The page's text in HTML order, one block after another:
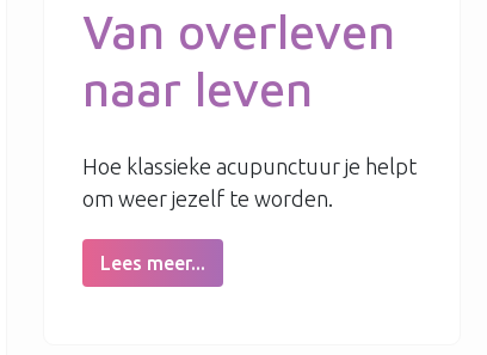
Van overleven
naar leven
Hoe klassieke acupunctuur je helpt
om weer jezelf te worden.
Lees meer...